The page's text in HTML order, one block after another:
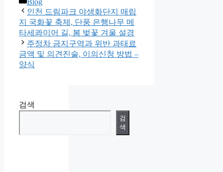
테
고
리
Blog
인천 드림파크 야생화단지 매립
지 국화꽃 축제, 단풍 은행나무 메
타세콰이어 길, 봄 벚꽃 겨울 설경
주정차 금지구역과 위반 과태료
금액 및 의견진술, 이의신청 방법 –
양식
검색
검
색